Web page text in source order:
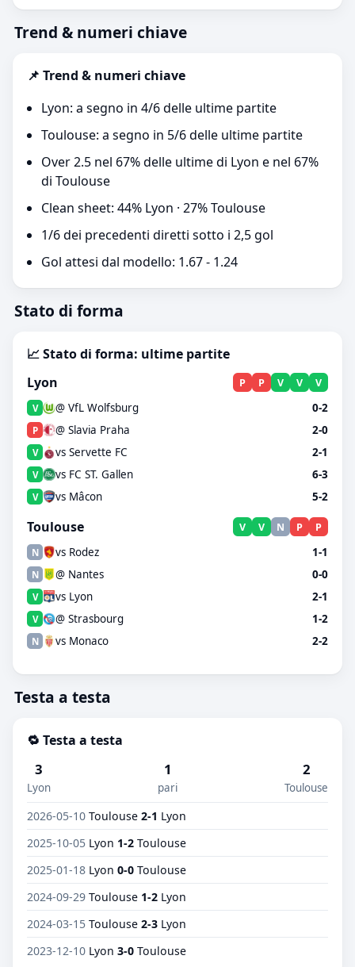
Trend & numeri chiave
📌 Trend & numeri chiave
Lyon: a segno in 4/6 delle ultime partite
Toulouse: a segno in 5/6 delle ultime partite
Over 2.5 nel 67% delle ultime di Lyon e nel 67%
di Toulouse
Clean sheet: 44% Lyon · 27% Toulouse
1/6 dei precedenti diretti sotto i 2,5 gol
Gol attesi dal modello: 1.67 - 1.24
Stato di forma
📈 Stato di forma: ultime partite
Lyon
P P V V V
V @ VfL Wolfsburg 0-2
P @ Slavia Praha 2-0
V vs Servette FC 2-1
V vs FC ST. Gallen 6-3
V vs Mâcon 5-2
Toulouse V V N P P
N vs Rodez 1-1
N @ Nantes 0-0
V vs Lyon 2-1
V @ Strasbourg 1-2
N vs Monaco 2-2
Testa a testa
🔁 Testa a testa
3
Lyon
1
pari
2
Toulouse
2026-05-10 Toulouse 2-1 Lyon
2025-10-05 Lyon 1-2 Toulouse
2025-01-18 Lyon 0-0 Toulouse
2024-09-29 Toulouse 1-2 Lyon
2024-03-15 Toulouse 2-3 Lyon
2023-12-10 Lyon 3-0 Toulouse